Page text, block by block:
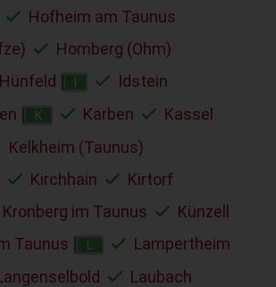
Hofheim am Taunus
Homberg (Ohm)
Hünfeld
Idstein
K Karben
Kassel
Kelkheim (Taunus)
Kirchhain
Kirtorf
Kronberg im Taunus
Künzell
Taunus
Lampertheim
Laubach